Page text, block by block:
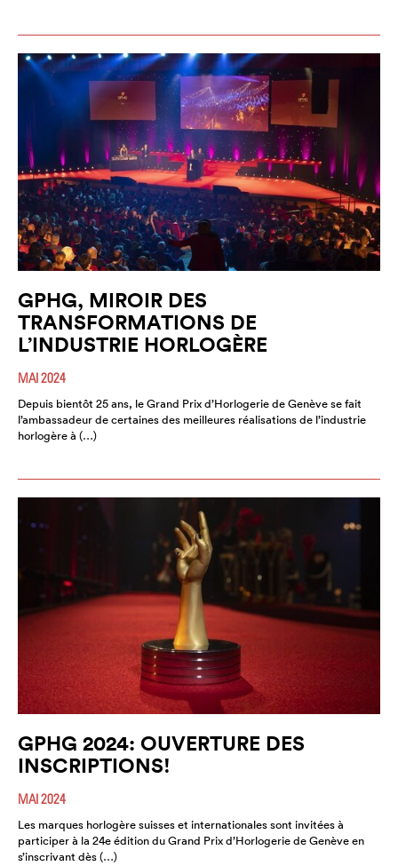
GPHG, MIROIR DES
TRANSFORMATIONS DE
L’INDUSTRIE HORLOGÈRE
MAI 2024
Depuis bientôt 25 ans, le Grand Prix d’Horlogerie de Genève se fait
l’ambassadeur de certaines des meilleures réalisations de l’industrie
horlogère à (…)
GPHG 2024: OUVERTURE DES
INSCRIPTIONS!
MAI 2024
Les marques horlogère suisses et internationales sont invitées à
participer à la 24e édition du Grand Prix d’Horlogerie de Genève en
s’inscrivant dès (…)